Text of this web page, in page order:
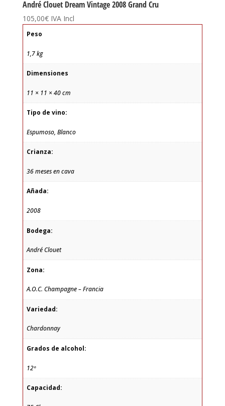
André Clouet Dream Vintage 2008 Grand Cru
105,00€ IVA Incl
Peso
1,7 kg
Dimensiones
11 × 11 × 40 cm
Tipo de vino:
Espumoso, Blanco
Crianza:
36 meses en cava
Añada:
2008
Bodega:
André Clouet
Zona:
A.O.C. Champagne – Francia
Variedad:
Chardonnay
Grados de alcohol:
12º
Capacidad: